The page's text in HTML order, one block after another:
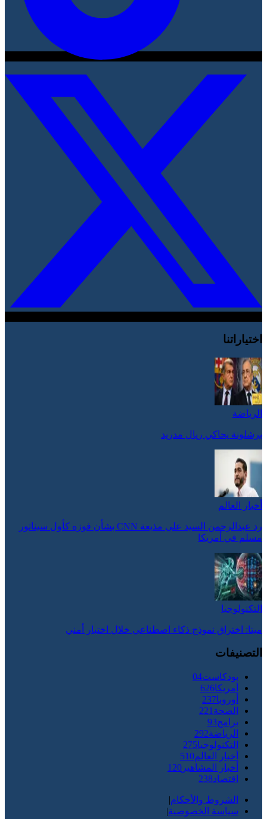
اختياراتنا
الرياضة
برشلونة يحاكي ريال مدريد
أخبار العالم
رد عبدالرحمن السيد على مذيعة CNN بشأن فوزه كأول سيناتور
مسلم في أمريكا
التكنولوجيا
ميتا: اختراق نموذج ذكاء اصطناعي خلال اختبار أمني
التصنيفات
بودكاست04
أمريكا626
أوروبا237
الصحة 221
برامج93
الرياضة292
التكنولوجيا275
أخبار العالم510
أخبار المشاهير 120
اقتصاد238
الشروط والأحكام|
سياسة الخصوصية|